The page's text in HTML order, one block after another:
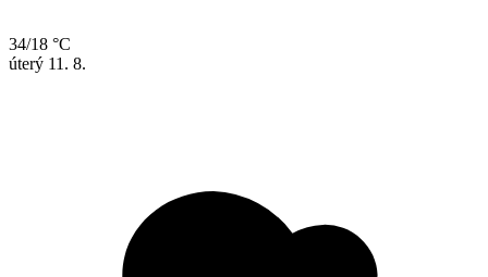
34/18 °C
úterý 11. 8.